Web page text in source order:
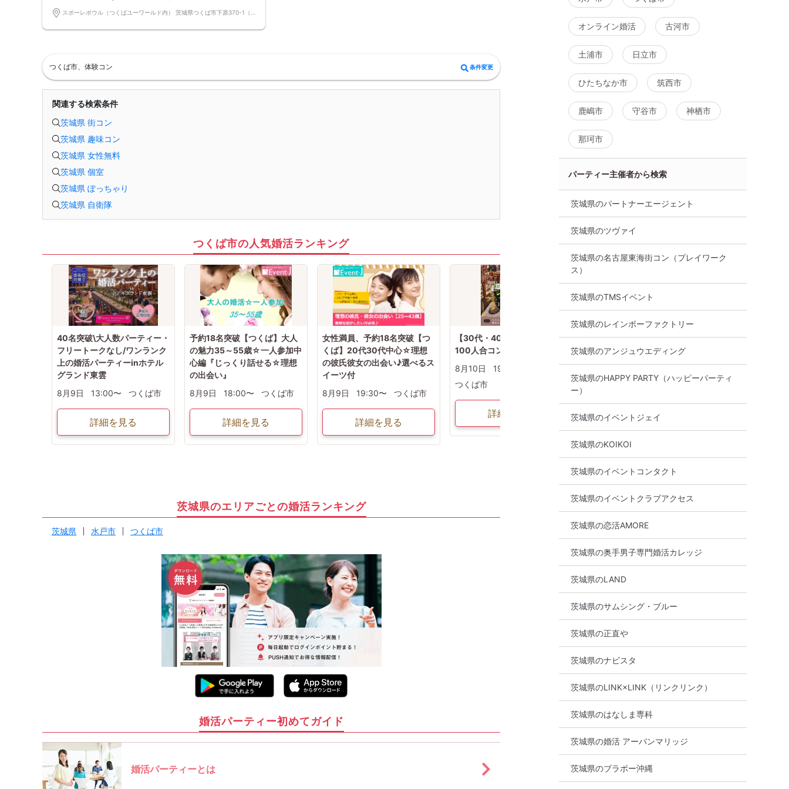
・男女の人数差が多少生じる場合でも、パーティーは開催いたします。
・最少催行人数は3対3となります。
・ルールやマナーをお守りいただけない方は、次回以降のご参加をお断り
する場合がございます。
■ 当日の持ち物・設備について
・つくばユーワールド無料駐車場をご利用下さい。
【中止判断タイミング・中止のご連絡について】
ご予約状況により、最少催行人数に満たない場合などは、開催を中止させ
その際は、開催予定時刻の90分前までにご連絡いたします。
い事情が発生した場合は、この限りではありません。
開催中止が決定した場合は、お電話にてご連絡させていただきます。
お電話がつながらない場合は、ショートメッセージ（SMS）にてお知らせ
いたします。
【キャンセルポリシー】
ご予約後のキャンセルにつきましては、いかなる理由でもキャンセル料金
誤ってお申し込みいただいた場合も、キャンセル料金の対象となりますの
また、男女の人数差が大きくならないよう調整を行っております。イベン
予約募集開始日〜開催日4日前まで【 男女一律 1,500円】
開催日3日前〜当日まで【男性：参加費全額／女性：2,000円】
※キャンセル料金は「参加費」とは別に発生します。
※日数の起算は、イベント開催日の前日からの起算となります。
つくば市、体験コン 条件変更
関連する検索条件
茨城県 街コン
茨城県 趣味コン
茨城県 女性無料
茨城県 個室
茨城県 ぽっちゃり
茨城県 自衛隊
つくば市の人気婚活ランキング
40名突破\大人数パーティー・
フリートークなし/ワンランク
上の婚活パーティーinホテル
グランド東雲
8月9日
13:00〜 つくば市
詳細を見る
予約18名突破【つくば】大人
の魅力35～55歳☆一人参加中
心編『じっくり話せる☆理想
の出会い』
8月9日
18:00〜 つくば市
詳細を見る
女性満員、予約18名突破【つ
くば】20代30代中心☆理想
の彼氏彼女の出会い♪選べるス
イーツ付
8月9日
19:30〜 つくば市
詳細を見る
【30代・40代限定】つくば
100人合コン
8月10日
19:00〜
つくば市
詳細を見る
《女性に大人気》年収500万
以上男性限定パーティーinつ
くば
8月9日
17:00〜 つくば市
《女性に大人気
ドバイス付き婚活
inつくば
茨城県のエリアごとの婚活ランキング
茨城県 水戸市 つくば市
婚活パーティー初めてガイド
婚活パーティーとは
オンライン婚活 古河市
土浦市 日立市
ひたちなか市 筑西市
鹿嶋市 守谷市 神栖市
那珂市
パーティー主催者から検索
茨城県のパートナーエージェント
茨城県のツヴァイ
茨城県の名古屋東海街コン（プレイワーク
ス）
茨城県のTMSイベント
茨城県のレインボーファクトリー
茨城県のアンジュウエディング
茨城県のHAPPY PARTY（ハッピーパーティ
ー）
茨城県のイベントジェイ
茨城県のKOIKOI
茨城県のイベントコンタクト
茨城県のイベントクラブアクセス
茨城県の恋活AMORE
茨城県の奥手男子専門婚活カレッジ
茨城県のLAND
茨城県のサムシング・ブルー
茨城県の正直や
茨城県のナビスタ
茨城県のLINK×LINK（リンクリンク）
茨城県のはなしま専科
茨城県の婚活 アーバンマリッジ
茨城県のブラボー沖縄